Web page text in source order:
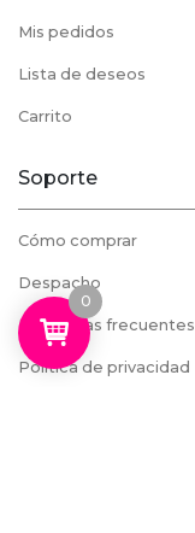
Mis pedidos
Lista de deseos
Carrito
Soporte
Cómo comprar
Despacho
Preguntas frecuentes
Política de privacidad
0